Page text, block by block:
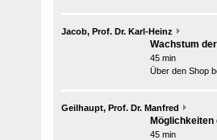
Jacob, Prof. Dr. Karl-Heinz
Wachstum
45 min
Über den Shop
Geilhaupt, Prof. Dr. Manfred
45 min